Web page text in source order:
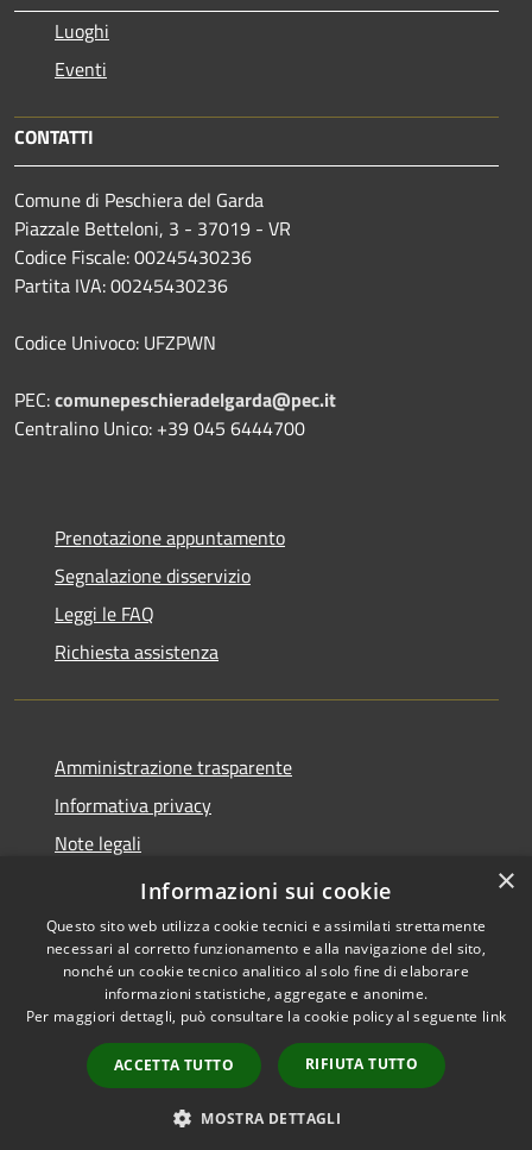
Luoghi
Eventi
CONTATTI
Comune di Peschiera del Garda
Piazzale Betteloni, 3 - 37019 - VR
Codice Fiscale: 00245430236
Partita IVA: 00245430236
Codice Univoco: UFZPWN
PEC:comunepeschieradelgarda@pec.it
Centralino Unico: +39 045 6444700
Prenotazione appuntamento
Segnalazione disservizio
Leggi le FAQ
Richiesta assistenza
Amministrazione trasparente
Informativa privacy
Note legali
Dichiarazione di accessibilità
Accessibilità
Copyright © 2026 • Comune di
Peschiera del Garda • Powered
byMunicipium
Accesso
redazione
×
Informazioni sui cookie
Questo sito web utilizza cookie tecnici e assimilati strettamente
necessari al corretto funzionamento e alla navigazione del sito,
nonché un cookie tecnico analitico al solo fine di elaborare
informazioni statistiche, aggregate e anonime.
Per maggiori dettagli, può consultare la cookie policy al seguente link
ACCETTA TUTTO RIFIUTA TUTTO
MOSTRA DETTAGLI